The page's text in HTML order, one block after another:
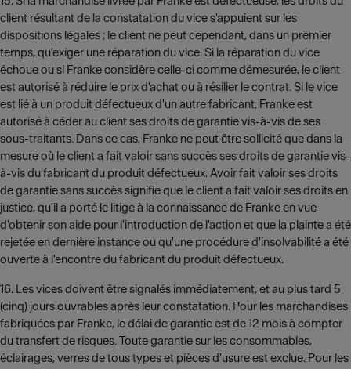
client résultant de la constatation du vice s'appuient sur les
dispositions légales ; le client ne peut cependant, dans un premier
temps, qu'exiger une réparation du vice. Si la réparation du vice
échoue ou si Franke considère celle-ci comme démesurée, le client
est autorisé à réduire le prix d'achat ou à résilier le contrat. Si le vice
est lié à un produit défectueux d'un autre fabricant, Franke est
autorisé à céder au client ses droits de garantie vis-à-vis de ses
sous-traitants. Dans ce cas, Franke ne peut être sollicité que dans la
mesure où le client a fait valoir sans succès ses droits de garantie vis-
à-vis du fabricant du produit défectueux. Avoir fait valoir ses droits
de garantie sans succès signifie que le client a fait valoir ses droits en
justice, qu'il a porté le litige à la connaissance de Franke en vue
d'obtenir son aide pour l'introduction de l'action et que la plainte a été
rejetée en dernière instance ou qu'une procédure d'insolvabilité a été
ouverte à l'encontre du fabricant du produit défectueux.
16. Les vices doivent être signalés immédiatement, et au plus tard 5
(cinq) jours ouvrables après leur constatation. Pour les marchandises
fabriquées par Franke, le délai de garantie est de 12 mois à compter
du transfert de risques. Toute garantie sur les consommables,
éclairages, verres de tous types et pièces d'usure est exclue. Pour les